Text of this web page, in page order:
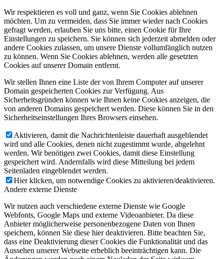
Wir respektieren es voll und ganz, wenn Sie Cookies ablehnen
möchten. Um zu vermeiden, dass Sie immer wieder nach Cookies
gefragt werden, erlauben Sie uns bitte, einen Cookie für Ihre
Einstellungen zu speichern. Sie können sich jederzeit abmelden oder
andere Cookies zulassen, um unsere Dienste vollumfänglich nutzen
zu können. Wenn Sie Cookies ablehnen, werden alle gesetzten
Cookies auf unserer Domain entfernt.
Wir stellen Ihnen eine Liste der von Ihrem Computer auf unserer
Domain gespeicherten Cookies zur Verfügung. Aus
Sicherheitsgründen können wie Ihnen keine Cookies anzeigen, die
von anderen Domains gespeichert werden. Diese können Sie in den
Sicherheitseinstellungen Ihres Browsers einsehen.
Aktivieren, damit die Nachrichtenleiste dauerhaft ausgeblendet
wird und alle Cookies, denen nicht zugestimmt wurde, abgelehnt
werden. Wir benötigen zwei Cookies, damit diese Einstellung
gespeichert wird. Andernfalls wird diese Mitteilung bei jedem
Seitenladen eingeblendet werden.
Hier klicken, um notwendige Cookies zu aktivieren/deaktivieren.
Andere externe Dienste
Wir nutzen auch verschiedene externe Dienste wie Google
Webfonts, Google Maps und externe Videoanbieter. Da diese
Anbieter möglicherweise personenbezogene Daten von Ihnen
speichern, können Sie diese hier deaktivieren. Bitte beachten Sie,
dass eine Deaktivierung dieser Cookies die Funktionalität und das
Aussehen unserer Webseite erheblich beeinträchtigen kann. Die